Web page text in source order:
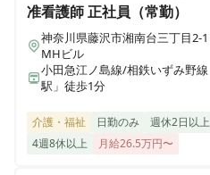
准看護師正社員（常勤）
神奈川県藤沢市湘南台三丁目2-
MHビル
小田急江ノ島線/相鉄いずみ野
駅」徒歩1分
介護・福祉 日勤のみ 週休2日以上
4週8休以上
月給26.5万円〜